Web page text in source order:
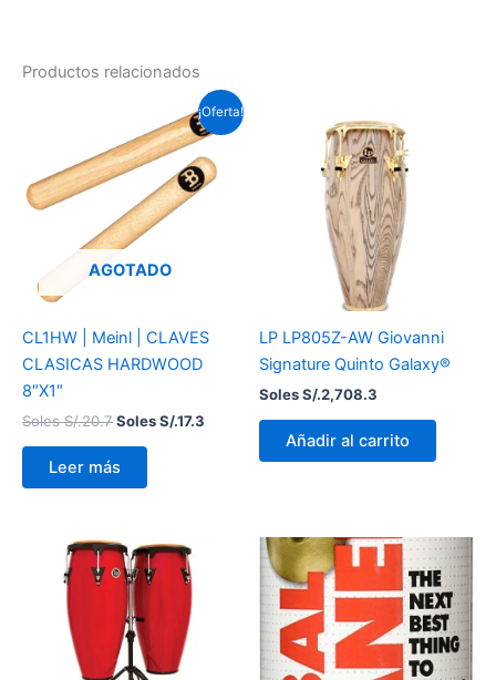
Productos relacionados
¡Oferta!
AGOTADO
CL1HW | Meinl | CLAVES
CLASICAS HARDWOOD
8″X1″
Soles S/.20.7
precio
original
era:
Soles
S/.20.7.
Soles S/.17.3
El
precio
actual
es:
Soles
Leer más
LP LP805Z-AW Giovanni
Signature Quinto Galaxy®
Soles S/.2,708.3
Añadir al carrito